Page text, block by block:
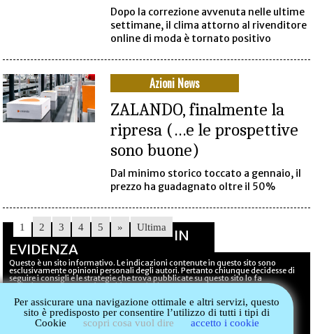
Dopo la correzione avvenuta nelle ultime
settimane, il clima attorno al rivenditore
online di moda è tornato positivo
Azioni News
ZALANDO, finalmente la
ripresa (…e le prospettive
sono buone)
Dal minimo storico toccato a gennaio, il
prezzo ha guadagnato oltre il 50%
1 2 3 4 5 » Ultima
IN
EVIDENZA
Questo è un sito informativo. Le indicazioni contenute in questo sito sono
esclusivamente opinioni personali degli autori. Pertanto chiunque decidesse di
seguire i consigli e le strategie che trova pubblicate su questo sito lo fa
esclusivamente a proprio rischio e pericolo.
DAX-PRO © 2021-2026 Stemas - Tutti i diritti riservati - Il sito non costituisce
testata giornalistica in quanto viene aggiornato senza alcuna periodicità
COOKIE POLICY
T&C (Terms&Conditions)
Per assicurare una navigazione ottimale e altri servizi, questo
sito è predisposto per consentire l’utilizzo di tutti i tipi di
Cookie
scopri cosa vuol dire accetto i cookie